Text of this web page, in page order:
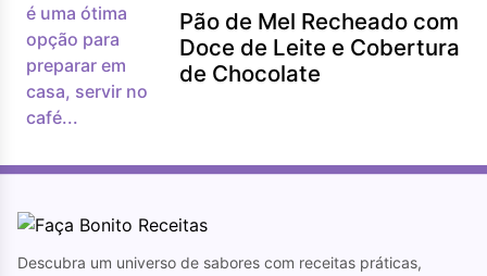
Pão de Mel Recheado com
Doce de Leite e Cobertura
de Chocolate
Descubra um universo de sabores com receitas práticas,